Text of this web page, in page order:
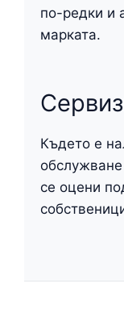
по-редки и
марката.
Където е
се оцени